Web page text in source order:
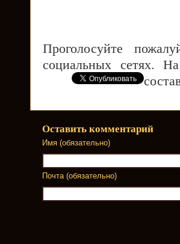
Проголосуйте
социальных сетях.
Оставить комментарий
Имя (обязательно)
Почта (обязательно)